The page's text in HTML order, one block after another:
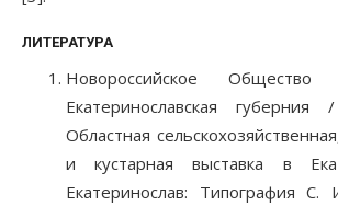
ЛИТЕРАТУРА
Новороссийское
Екатеринославская
Областная
и кустарная выставка в
Екатеринослав: Типография С.